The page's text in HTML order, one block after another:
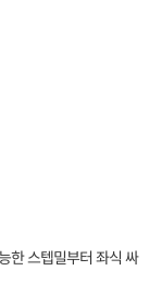
한 스텝밀부터 좌식 싸